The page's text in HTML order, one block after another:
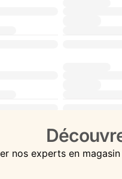
nos experts en